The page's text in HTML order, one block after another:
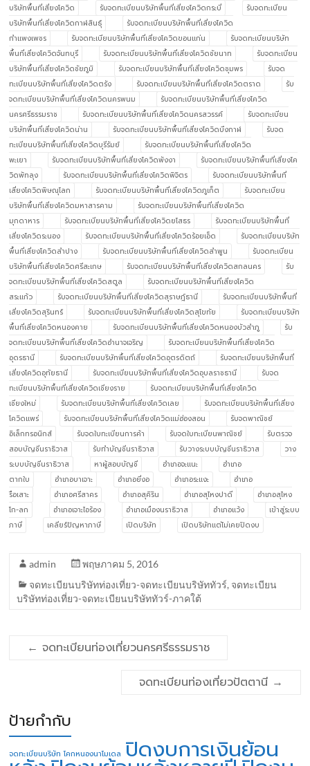
บริษัทพื้นที่เสี่ยงโควิด
รับจดทะเบียนบริษัทพื้นที่เสี่ยงโควิดกระบี่
รับจดทะเบียน
บริษัทพื้นที่เสี่ยงโควิดกาฬสินธุ์
รับจดทะเบียนบริษัทพื้นที่เสี่ยงโควิด
กำแพงเพชร
รับจดทะเบียนบริษัทพื้นที่เสี่ยงโควิดขอนแก่น
รับจดทะเบียนบริษัท
พื้นที่เสี่ยงโควิดจันทบุรี
รับจดทะเบียนบริษัทพื้นที่เสี่ยงโควิดชัยนาท
รับจดทะเบียน
บริษัทพื้นที่เสี่ยงโควิดชัยภูมิ
รับจดทะเบียนบริษัทพื้นที่เสี่ยงโควิดชุมพร
รับจด
ทะเบียนบริษัทพื้นที่เสี่ยงโควิดตรัง
รับจดทะเบียนบริษัทพื้นที่เสี่ยงโควิดตราด
รับ
จดทะเบียนบริษัทพื้นที่เสี่ยงโควิดนครพนม
รับจดทะเบียนบริษัทพื้นที่เสี่ยงโควิด
นครศรีธรรมราช
รับจดทะเบียนบริษัทพื้นที่เสี่ยงโควิดนครสวรรค์
รับจดทะเบียน
บริษัทพื้นที่เสี่ยงโควิดน่าน
รับจดทะเบียนบริษัทพื้นที่เสี่ยงโควิดบึงกาฬ
รับจด
ทะเบียนบริษัทพื้นที่เสี่ยงโควิดบุรีรัมย์
รับจดทะเบียนบริษัทพื้นที่เสี่ยงโควิด
พะเยา
รับจดทะเบียนบริษัทพื้นที่เสี่ยงโควิดพังงา
รับจดทะเบียนบริษัทพื้นที่เสี่ยงโค
วิดพัทลุง
รับจดทะเบียนบริษัทพื้นที่เสี่ยงโควิดพิจิตร
รับจดทะเบียนบริษัทพื้นที่
เสี่ยงโควิดพิษณุโลก
รับจดทะเบียนบริษัทพื้นที่เสี่ยงโควิดภูเก็ต
รับจดทะเบียน
บริษัทพื้นที่เสี่ยงโควิดมหาสารคาม
รับจดทะเบียนบริษัทพื้นที่เสี่ยงโควิด
มุกดาหาร
รับจดทะเบียนบริษัทพื้นที่เสี่ยงโควิดยโสธร
รับจดทะเบียนบริษัทพื้นที่
เสี่ยงโควิดระนอง
รับจดทะเบียนบริษัทพื้นที่เสี่ยงโควิดร้อยเอ็ด
รับจดทะเบียนบริษัท
พื้นที่เสี่ยงโควิดลำปาง
รับจดทะเบียนบริษัทพื้นที่เสี่ยงโควิดลำพูน
รับจดทะเบียน
บริษัทพื้นที่เสี่ยงโควิดศรีสะเกษ
รับจดทะเบียนบริษัทพื้นที่เสี่ยงโควิดสกลนคร
รับ
จดทะเบียนบริษัทพื้นที่เสี่ยงโควิดสตูล
รับจดทะเบียนบริษัทพื้นที่เสี่ยงโควิด
สระแก้ว
รับจดทะเบียนบริษัทพื้นที่เสี่ยงโควิดสุราษฎ์ธานี
รับจดทะเบียนบริษัทพื้นที่
เสี่ยงโควิดสุรินทร์
รับจดทะเบียนบริษัทพื้นที่เสี่ยงโควิดสุโขทัย
รับจดทะเบียนบริษัท
พื้นที่เสี่ยงโควิดหนองคาย
รับจดทะเบียนบริษัทพื้นที่เสี่ยงโควิดหนองบัวลำภู
รับ
จดทะเบียนบริษัทพื้นที่เสี่ยงโควิดอำนาจเจริญ
รับจดทะเบียนบริษัทพื้นที่เสี่ยงโควิด
อุดรธานี
รับจดทะเบียนบริษัทพื้นที่เสี่ยงโควิดอุตรดิตถ์
รับจดทะเบียนบริษัทพื้นที่
เสี่ยงโควิดอุทัยธานี
รับจดทะเบียนบริษัทพื้นที่เสี่ยงโควิดอุบลราชธานี
รับจด
ทะเบียนบริษัทพื้นที่เสี่ยงโควิดเชียงราย
รับจดทะเบียนบริษัทพื้นที่เสี่ยงโควิด
เชียงใหม่
รับจดทะเบียนบริษัทพื้นที่เสี่ยงโควิดเลย
รับจดทะเบียนบริษัทพื้นที่เสี่ยง
โควิดแพร่
รับจดทะเบียนบริษัทพื้นที่เสี่ยงโควิดแม่ฮ่องสอน
รับจดพาณิชย์
อิเล็กทรอนิกส์
รับจดใบทะเบียนการค้า รับจดใบทะเบียนพาณิชย์
รับตรวจ
สอบบัญชีนราธิวาส
รับทำบัญชีนราธิวาส รับวางระบบบัญชีนราธิวาส
วาง
ระบบบัญชีนราธิวาส
หาผู้สอบบัญชี อำเภอจะแนะ
อำเภอ
ตากใบ
อำเภอบาเจาะ อำเภอยี่งอ อำเภอระแงะ
อำเภอ
รือเสาะ
อำเภอศรีสาคร อำเภอสุคิริน อำเภอสุไหงปาดี
อำเภอสุไหง
โก-ลก
อำเภอเจาะไอร้อง อำเภอเมืองนราธิวาส อำเภอแว้ง
เข้าสู่ระบบ
ภาษี
เคลียร์ปัญหาภาษี เปิดบริษัท เปิดบริษัทแต่ไม่เคยปิดงบ
admin
พฤษภาคม 5, 2016
จดทะเบียนบริษัทท่องเที่ยว-จดทะเบียนบริษัททัวร์, จดทะเบียน
บริษัทท่องเที่ยว-จดทะเบียนบริษัททัวร์-ภาคใต้
← จดทะเบียนท่องเที่ยวนครศรีธรรมราช
จดทะเบียนท่องเที่ยวปัตตานี →
ป้ายกำกับ
จดทะเบียนบริษัท โคกหนองนาโมเดล ปิดงบการเงินย้อน